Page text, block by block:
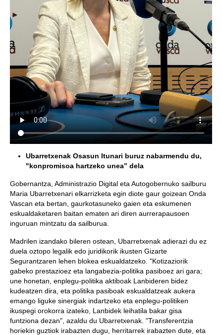
Ubarretxenak Osasun Itunari buruz nabarmendu du,
"konpromisoa hartzeko unea” dela
Gobernantza, Administrazio Digital eta Autogobernuko sailburu
Maria Ubarretxenari elkarrizketa egin diote gaur goizean Onda
Vascan eta bertan, gaurkotasuneko gaien eta eskumenen
eskualdaketaren baitan ematen ari diren aurrerapausoen
inguruan mintzatu da sailburua.
Madrilen izandako bileren ostean, Ubarretxenak adierazi du ez
duela oztopo legalik edo juridikorik ikusten Gizarte
Segurantzaren lehen blokea eskualdatzeko. "Kotizaziorik
gabeko prestazioez eta langabezia-politika pasiboez ari gara;
une honetan, enplegu-politika aktiboak Lanbideren bidez
kudeatzen dira, eta politika pasiboak eskualdatzeak aukera
emango liguke sinergiak indartzeko eta enplegu-politiken
ikuspegi orokorra izateko, Lanbidek leihatila bakar gisa
funtziona dezan", azaldu du Ubarretxenak. "Transferentzia
horiekin guztiok irabazten dugu, herritarrek irabazten dute, eta